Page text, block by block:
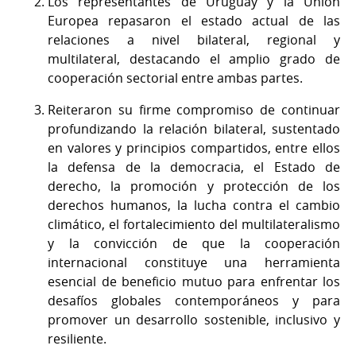
Europea repasaron el estado actual de las
relaciones a nivel bilateral, regional y
multilateral, destacando el amplio grado de
cooperación sectorial entre ambas partes.
Reiteraron su firme compromiso de continuar
profundizando la relación bilateral, sustentado
en valores y principios compartidos, entre ellos
la defensa de la democracia, el Estado de
derecho, la promoción y protección de los
derechos humanos, la lucha contra el cambio
climático, el fortalecimiento del multilateralismo
y la convicción de que la cooperación
internacional constituye una herramienta
esencial de beneficio mutuo para enfrentar los
desafíos globales contemporáneos y para
promover un desarrollo sostenible, inclusivo y
resiliente.